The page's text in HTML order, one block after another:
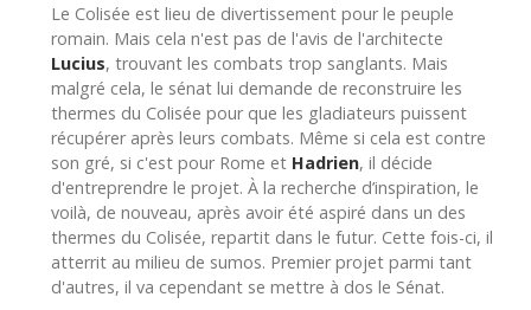
Le Colisée est lieu de divertissement pour le peuple
romain. Mais cela n'est pas de l'avis de l'architecte
Lucius, trouvant les combats trop sanglants. Mais
malgré cela, le sénat lui demande de reconstruire les
thermes du Colisée pour que les gladiateurs puissent
récupérer après leurs combats. Même si cela est contre
son gré, si c'est pour Rome et Hadrien, il décide
d'entreprendre le projet. À la recherche d’inspiration, le
voilà, de nouveau, après avoir été aspiré dans un des
thermes du Colisée, repartit dans le futur. Cette fois-ci, il
atterrit au milieu de sumos. Premier projet parmi tant
d'autres, il va cependant se mettre à dos le Sénat.